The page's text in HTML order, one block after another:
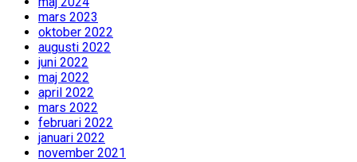
mars 2023
oktober 2022
augusti 2022
juni 2022
maj 2022
april 2022
mars 2022
februari 2022
januari 2022
november 2021